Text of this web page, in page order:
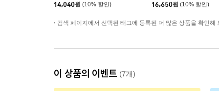
14,040원 (10% 할인)
16,650원 (10% 할인)
검색 페이지에서 선택된 태그에 등록된 더 많은 상품을 확인해
이 상품의 이벤트 (7개)